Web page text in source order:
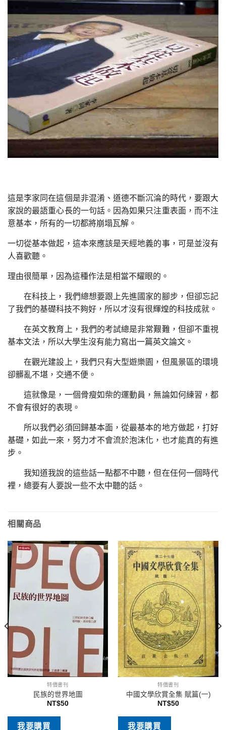
這是李家同在這個是非混淆、道德不斷沉淪的時代，要跟大
家說的最語重心長的一句話。因為如果只注重表面，而不注
意基本，所有的一切都將崩塌瓦解。
一切從基本做起，這本來應該是天經地義的事，可是並沒有
人喜歡聽。
理由很簡單，因為這種作法是相當不耀眼的。
在科技上，我們總想要跟上先進國家的腳步，但卻忘記
了我們的基礎科技不夠好，所以才沒有很輝煌的科技成就。
在英文教育上，我們的考試總是非常艱難，但卻不重視
基本文法，所以大學生沒有能力寫出一篇英文論文。
在觀光建設上，我們只有大型遊樂園，但風景區的環境
卻髒亂不堪，交通不便。
這就像是，一個骨瘦如柴的運動員，無論如何練習，都
不會有很好的表現。
所以我們必須回歸基本面，從最基本的地方做起，打好
基礎，如此一來，努力才不會流於泡沫化，也才能真的有進
步。
我知道我說的這些話一點都不中聽，但在任何一個時代
裡，總要有人要說一些不太中聽的話。
相關商品
特價書刊
民族的世界地圖
NT$50
我要購買
特價書刊
中國文學欣賞全集 賦篇(一)
NT$50
我要購買